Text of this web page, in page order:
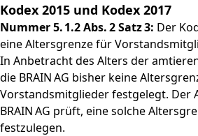
Kodex 2015 und Kodex 2017
Nummer 5. 1.2 Abs. 2 Satz 3: Der
eine Altersgrenze für
In Anbetracht des Alters der
die BRAIN AG bisher keine
Vorstandsmitglieder festgelegt. Der
BRAIN AG prüft, eine solche
festzulegen.